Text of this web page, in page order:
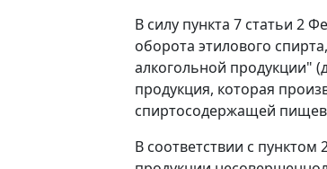
В силу пункта 7 статьи 2
оборота этилового
алкогольной продукции"
продукция, которая
спиртосодержащей
В соответствии с пунктом